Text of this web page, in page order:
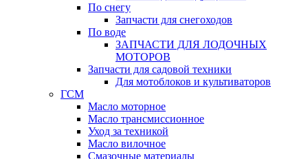
По снегу
Запчасти для снегоходов
По воде
ЗАПЧАСТИ ДЛЯ ЛОДОЧНЫХ
МОТОРОВ
Запчасти для садовой техники
Для мотоблоков и культиваторов
ГСМ
Масло моторное
Масло трансмиссионное
Уход за техникой
Масло вилочное
Смазочные материалы